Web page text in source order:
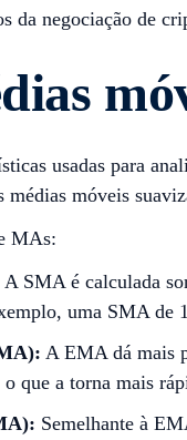
da negociação de
usadas para
móveis
MAs:
A SMA é calculada
uma SMA de
A EMA dá mais
a torna mais
Semelhante à